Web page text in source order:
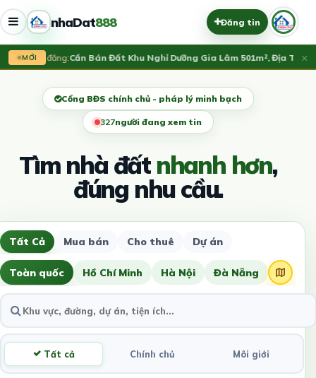
nhaDat888 Đăng tin
MỚI
Vừa đăng:Cần Bán Đất Khu Nghỉ Dưỡng Gia Lâm 501m², Địa Thế×
Cổng BĐS chính chủ - pháp lý minh bạch
327người đang xem tin
Tìm nhà đấtnhanh hơn,
đúng nhu cầu.
Tất Cả Mua bán Cho thuê Dự án
Toàn quốc Hồ Chí Minh Hà Nội Đà Nẵng
Tất cả Chính chủ Môi giới